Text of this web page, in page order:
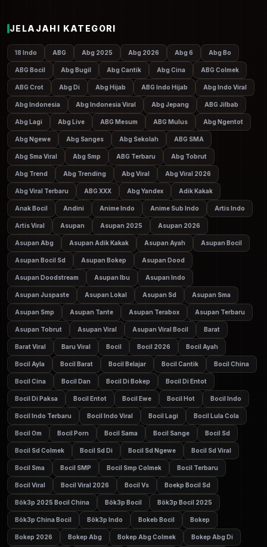
JELAJAHI KATEGORI
18 Indo ABG Abg 2025 Abg 2026 Abg 6 Abg Bo
ABG Bocil Abg Bugil Abg Cantik Abg Cina ABG Colmek
ABG Crot Abg Di Abg Hijab ABG Indo Hijab Abg Indo Viral
Abg Indonesia Abg Indonesia Viral Abg Jepang ABG Jilbab
Abg Lagi Abg Live ABG Mesum ABG Mulus Abg Ngentot
Abg Ngewe Abg Sanges Abg Sekolah ABG SMA
Abg Sma Viral Abg Smp ABG Terbaru Abg Tobrut
Abg Trend Abg Trending Abg Viral Abg Viral 2026
Abg Viral Terbaru ABG XXX Abg Yandex Adik Kakak
Anak Bocil Andini Anime Indo Anime Sub Indo Artis Indo
Artis Viral Asupan Asupan 2025 Asupan 2026
Asupan Abg Asupan Adik Kakak Asupan Ayah Asupan Bocil
Asupan Bocil Sd Asupan Bokep Asupan Dood
Asupan Doodstream Asupan Ibu Asupan Indo
Asupan Juspaste Asupan Lokal Asupan Sd Asupan Sma
Asupan Smp Asupan Tante Asupan Terabox Asupan Terbaru
Asupan Tobrut Asupan Viral Asupan Viral Bocil Barat
Barat Viral Baru Viral Bocil Bocil 2026 Bocil Ayah
Bocil Ayla Bocil Barat Bocil Belajar Bocil Cantik Bocil China
Bocil Cina Bocil Dan Bocil Di Bokep Bocil Di Entot
Bocil Di Paksa Bocil Entot Bocil Ewe Bocil Hot Bocil Indo
Bocil Indo Terbaru Bocil Indo Viral Bocil Lagi Bocil Lula Cola
Bocil Om Bocil Porn Bocil Sama Bocil Sange Bocil Sd
Bocil Sd Colmek Bocil Sd Di Bocil Sd Ngewe Bocil Sd Viral
Bocil Sma Bocil SMP Bocil Smp Colmek Bocil Terbaru
Bocil Viral Bocil Viral 2026 Bocil Vs Boekp Bocil Sd
Bök3p 2025 Bocil China Bök3p Bocil Bök3p Bocil 2025
Bök3p China Bocil Bök3p Indo Bokeb Bocil Bokep
Bokep 2026 Bokep Abg Bokep Abg Colmek Bokep Abg Di